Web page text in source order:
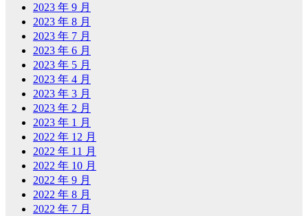
2023 年 9 月
2023 年 8 月
2023 年 7 月
2023 年 6 月
2023 年 5 月
2023 年 4 月
2023 年 3 月
2023 年 2 月
2023 年 1 月
2022 年 12 月
2022 年 11 月
2022 年 10 月
2022 年 9 月
2022 年 8 月
2022 年 7 月